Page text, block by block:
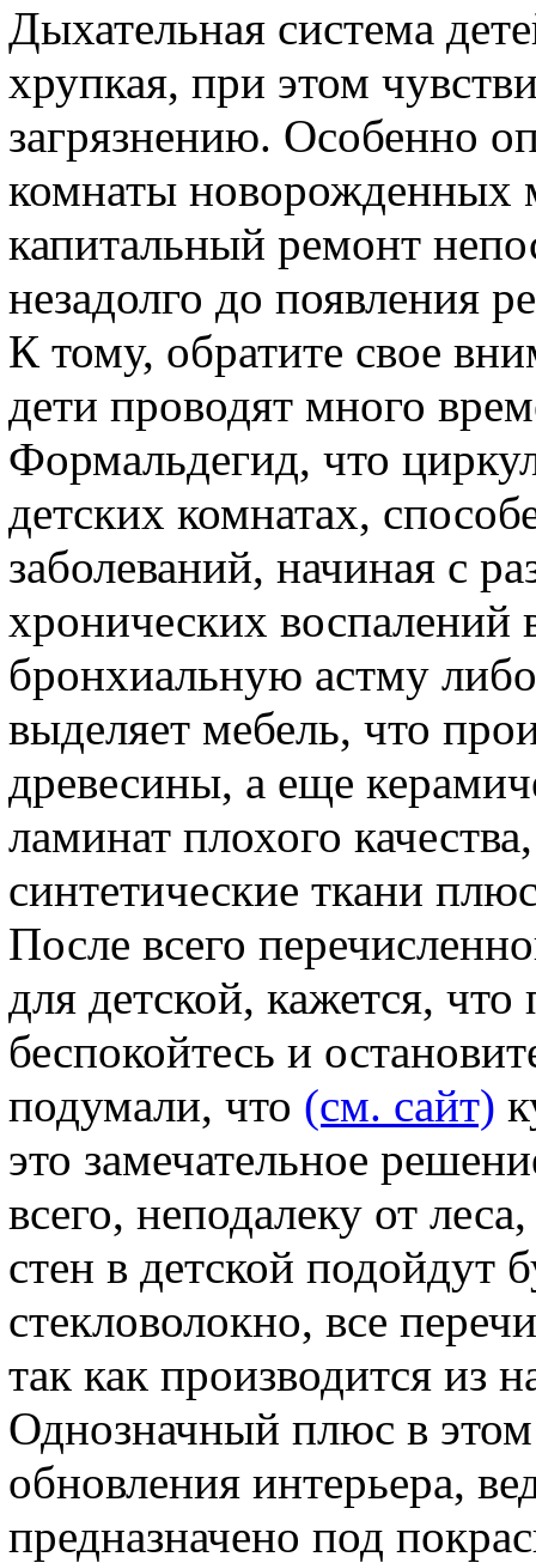
Дыхательная система
хрупкая, при этом
загрязнению. Особенно
комнаты новорожденных
капитальный ремонт
незадолго до появления
К тому, обратите свое
дети проводят много
Формальдегид, что
детских комнатах,
заболеваний, начиная с
хронических воспалений
бронхиальную астму
выделяет мебель, что
древесины, а еще
ламинат плохого
синтетические ткани
После всего
для детской, кажется,
беспокойтесь и
подумали, что (см. сайт)
это замечательное
всего, неподалеку от
стен в детской подойдут
стекловолокно, все
так как производится из
Однозначный плюс в
обновления интерьера,
предназначено под